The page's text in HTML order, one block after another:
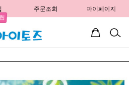
주문조회 마이페이지